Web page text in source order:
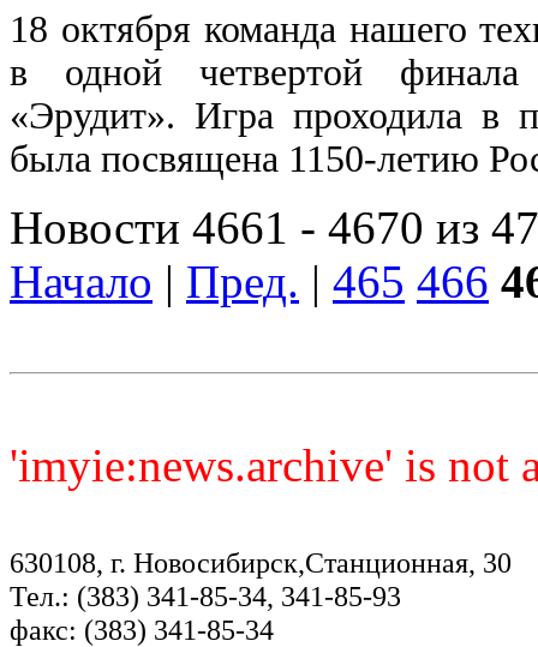
18 октября команда нашего
в одной четвертой финала
«Эрудит». Игра проходила
была посвящена 1150-летию
Новости 4661 - 4670 из
Начало | Пред. | 465 466
'imyie:news.archive' is not
630108, г. Новосибирск,Станционная, 30
Тел.: (383) 341-85-34, 341-85-93
факс: (383) 341-85-34